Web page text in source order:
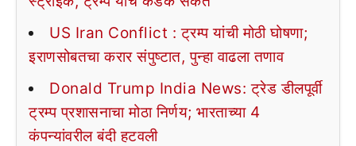
US Iran Conflict : ट्रम्प यांची मोठी घोषणा;
इराणसोबतचा करार संपुष्टात, पुन्हा वाढला तणाव
Donald Trump India News: ट्रेड डीलपूर्वी
ट्रम्प प्रशासनाचा मोठा निर्णय; भारताच्या 4
कंपन्यांवरील बंदी हटवली